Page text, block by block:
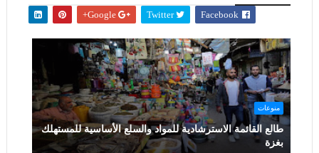
Facebook
Twitter
Google+
منوعات
طالع القائمة الاسترشادية للمواد والسلع الأساسية للمستهلك
بغزة